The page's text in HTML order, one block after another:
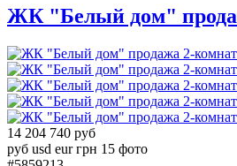
ЖК "Белый дом"
14 204 740 руб
руб usd eur грн 15 фото